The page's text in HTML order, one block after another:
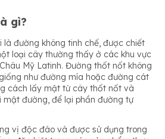
gì?
đường không tinh chế, được chiết
loại cây thường thấy ở các khu vực
Mỹ Latinh. Đường thốt nốt không
như đường mía hoặc đường cát
cách lấy mật từ cây thốt nốt và
mật đường, để lại phần đường tự
vị độc đáo và được sử dụng trong